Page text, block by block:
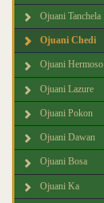
Ojuani Tanchela
Ojuani Chedi
Ojuani Hermoso
Ojuani Lazure
Ojuani Pokon
Ojuani Dawan
Ojuani Bosa
Ojuani Ka